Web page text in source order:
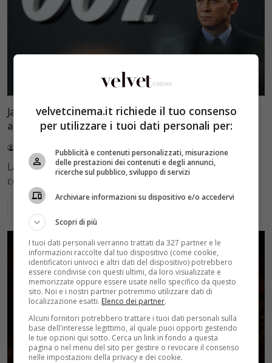
Personaggi Primo Piano
James Bond, futuro nebuloso: “Nuovo film? Strada
ancora lunga…”
24 Ottobre 2023
La questione James Bond è tutta ancora da decifrare e
certezze non ce ne sono…
Leggi di più
velvetcinema.it richiede il tuo consenso
per utilizzare i tuoi dati personali per:
Pubblicità e contenuti personalizzati, misurazione
delle prestazioni dei contenuti e degli annunci,
ricerche sul pubblico, sviluppo di servizi
Archiviare informazioni su dispositivo e/o accedervi
Scopri di più
I tuoi dati personali verranno trattati da 327 partner e le
informazioni raccolte dal tuo dispositivo (come cookie,
identificatori univoci e altri dati del dispositivo) potrebbero
essere condivise con questi ultimi, da loro visualizzate e
memorizzate oppure essere usate nello specifico da questo
sito. Noi e i nostri partner potremmo utilizzare dati di
localizzazione esatti. Elenco dei partner.
Alcuni fornitori potrebbero trattare i tuoi dati personali sulla
base dell'interesse legittimo, al quale puoi opporti gestendo
le tue opzioni qui sotto. Cerca un link in fondo a questa
pagina o nel menu del sito per gestire o revocare il consenso
nelle impostazioni della privacy e dei cookie.